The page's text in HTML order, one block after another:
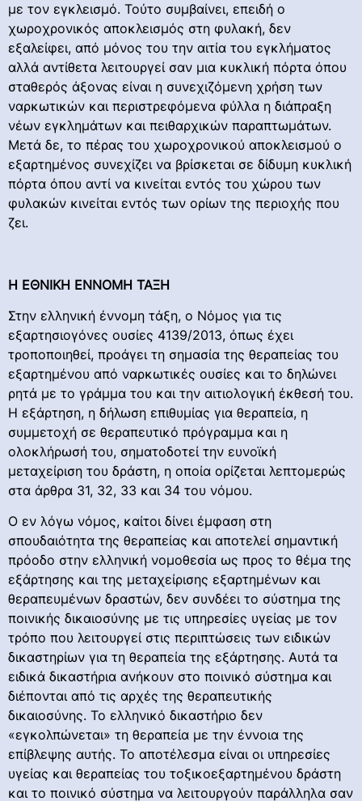
με τον εγκλεισμό. Τούτο συμβαίνει, επειδή ο
χωροχρονικός αποκλεισμός στη φυλακή, δεν
εξαλείφει, από μόνος του την αιτία του εγκλήματος
αλλά αντίθετα λειτουργεί σαν μια κυκλική πόρτα όπου
σταθερός άξονας είναι η συνεχιζόμενη χρήση των
ναρκωτικών και περιστρεφόμενα φύλλα η διάπραξη
νέων εγκλημάτων και πειθαρχικών παραπτωμάτων.
Μετά δε, το πέρας του χωροχρονικού αποκλεισμού ο
εξαρτημένος συνεχίζει να βρίσκεται σε δίδυμη κυκλική
πόρτα όπου αντί να κινείται εντός του χώρου των
φυλακών κινείται εντός των ορίων της περιοχής που
ζει.
Η ΕΘΝΙΚΗ ΕΝΝΟΜΗ ΤΑΞΗ
Στην ελληνική έννομη τάξη, ο Νόμος για τις
εξαρτησιογόνες ουσίες 4139/2013, όπως έχει
τροποποιηθεί, προάγει τη σημασία της θεραπείας του
εξαρτημένου από ναρκωτικές ουσίες και το δηλώνει
ρητά με το γράμμα του και την αιτιολογική έκθεσή του.
Η εξάρτηση, η δήλωση επιθυμίας για θεραπεία, η
συμμετοχή σε θεραπευτικό πρόγραμμα και η
ολοκλήρωσή του, σηματοδοτεί την ευνοϊκή
μεταχείριση του δράστη, η οποία ορίζεται λεπτομερώς
στα άρθρα 31, 32, 33 και 34 του νόμου.
Ο εν λόγω νόμος, καίτοι δίνει έμφαση στη
σπουδαιότητα της θεραπείας και αποτελεί σημαντική
πρόοδο στην ελληνική νομοθεσία ως προς το θέμα της
εξάρτησης και της μεταχείρισης εξαρτημένων και
θεραπευμένων δραστών, δεν συνδέει το σύστημα της
ποινικής δικαιοσύνης με τις υπηρεσίες υγείας με τον
τρόπο που λειτουργεί στις περιπτώσεις των ειδικών
δικαστηρίων για τη θεραπεία της εξάρτησης. Αυτά τα
ειδικά δικαστήρια ανήκουν στο ποινικό σύστημα και
διέπονται από τις αρχές της θεραπευτικής
δικαιοσύνης. Το ελληνικό δικαστήριο δεν
«εγκολπώνεται» τη θεραπεία με την έννοια της
επίβλεψης αυτής. Το αποτέλεσμα είναι οι υπηρεσίες
υγείας και θεραπείας του τοξικοεξαρτημένου δράστη
και το ποινικό σύστημα να λειτουργούν παράλληλα σαν